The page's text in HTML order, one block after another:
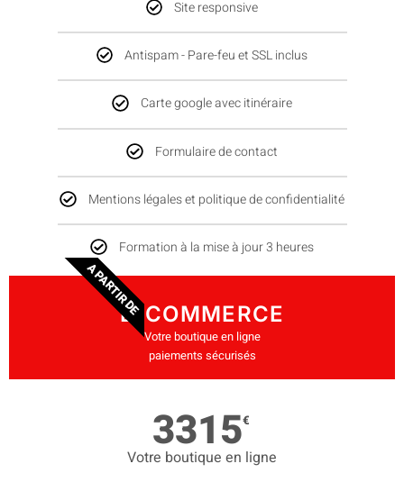
Site responsive
Antispam - Pare-feu et SSL inclus
Carte google avec itinéraire
Formulaire de contact
Mentions légales et politique de confidentialité
Formation à la mise à jour 3 heures
A PARTIR DEE-COMMERCE
Votre boutique en ligne
paiements sécurisés
3315€
Votre boutique en ligne